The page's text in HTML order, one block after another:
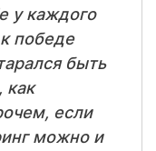
у каждого
победе
быть
как
если
можно и